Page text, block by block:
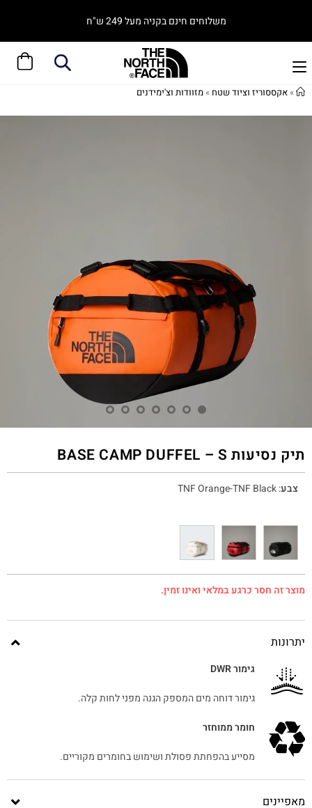
משלוחים חינם בקניה מעל 249 ש"ח
»אקססוריז וציוד שטח »מזוודות וצ'ימידנים
תיק נסיעות BASE CAMP DUFFEL – S
צבע:
TNF Orange-TNF Black
מוצר זה חסר כרגע במלאי ואינו זמין.
יתרונות
גימור DWR
גימור דוחה מים המספק הגנה מפני לחות קלה.
חומר ממוחזר
מסייע בהפחתת פסולת ושימוש בחומרים מקוריים.
מאפיינים